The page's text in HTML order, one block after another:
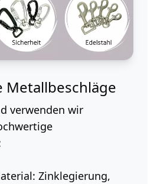
Metallbeschläge
verwenden wir
Zinklegierung,